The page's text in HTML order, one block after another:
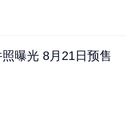
曝光 8月21日预售